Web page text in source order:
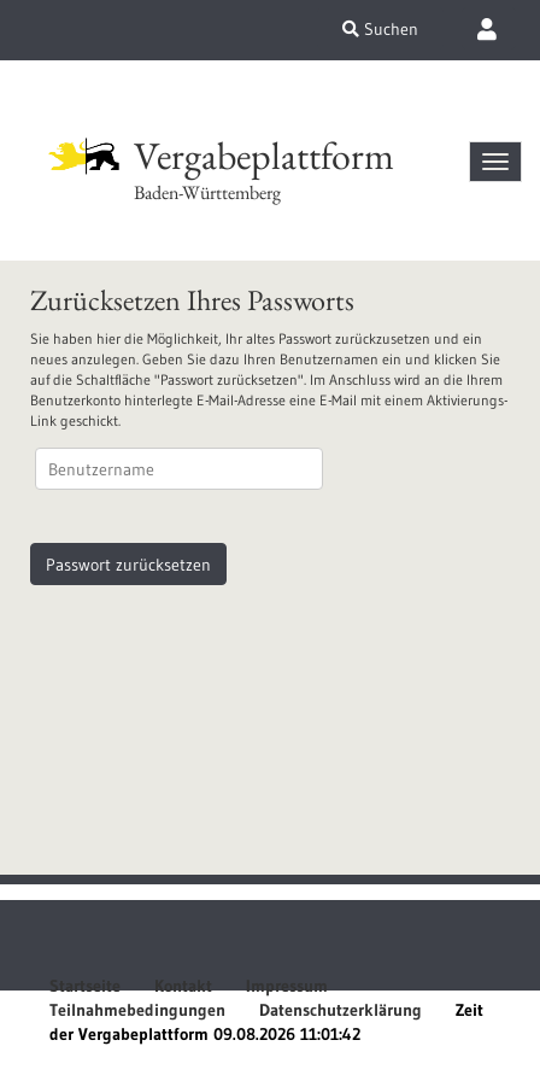
Suchen
Vergabeplattform
Baden-Württemberg
Zurücksetzen Ihres Passworts
Sie haben hier die Möglichkeit, Ihr altes Passwort zurückzusetzen und ein
neues anzulegen. Geben Sie dazu Ihren Benutzernamen ein und klicken Sie
auf die Schaltfläche "Passwort zurücksetzen". Im Anschluss wird an die Ihrem
Benutzerkonto hinterlegte E-Mail-Adresse eine E-Mail mit einem Aktivierungs-
Link geschickt.
Startseite Kontakt
Impressum
Teilnahmebedingungen
Datenschutzerklärung
Zeit
der Vergabeplattform 09.08.2026 11:01:42